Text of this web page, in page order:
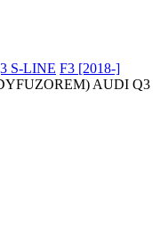
S-LINE F3 [2018-]
AUDI Q3